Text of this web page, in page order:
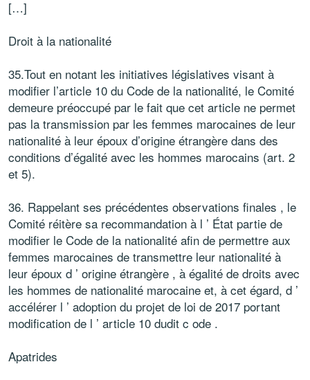
[…]
Droit à la nationalité
35.Tout en notant les initiatives législatives visant à
modifier l’article 10 du Code de la nationalité, le Comité
demeure préoccupé par le fait que cet article ne permet
pas la transmission par les femmes marocaines de leur
nationalité à leur époux d’origine étrangère dans des
conditions d’égalité avec les hommes marocains (art. 2
et 5).
36. Rappelant ses précédentes observations finales , le
Comité réitère sa recommandation à l ’ État partie de
modifier le Code de la nationalité afin de permettre aux
femmes marocaines de transmettre leur nationalité à
leur époux d ’ origine étrangère , à égalité de droits avec
les hommes de nationalité marocaine et, à cet égard, d ’
accélérer l ’ adoption du projet de loi de 2017 portant
modification de l ’ article 10 dudit c ode .
Apatrides